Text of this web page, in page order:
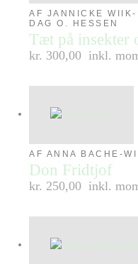
AF JANNICKE
DAG O. HESSEN
Tæt på insekter
kr. 300,00 inkl.
AF ANNA BACHE-
Don Fridtjof
kr. 250,00 inkl.